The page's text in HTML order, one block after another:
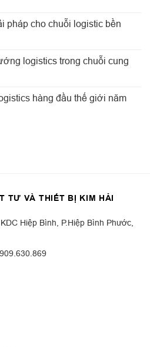
pháp cho chuỗi logistic bền
logistics trong chuỗi cung
hàng đầu thế giới năm
TƯ VÀ THIẾT BỊ KIM HẢI
Hiệp Bình, P.Hiệp Bình Phước,